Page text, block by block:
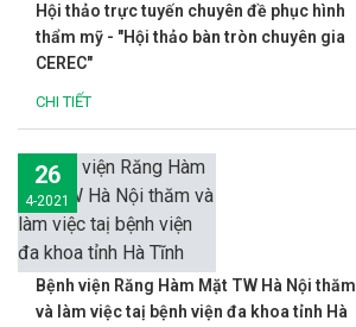
Hội thảo trực tuyến chuyên đề phục hình
thẩm mỹ - "Hội thảo bàn tròn chuyên gia
CEREC"
CHI TIẾT
26
4-2021
Bệnh viện Răng Hàm Mặt TW Hà Nội thăm
và làm việc taị bệnh viện đa khoa tỉnh Hà